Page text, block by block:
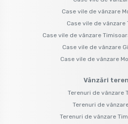
Case vile de vânzare
Case vile de vânzare
Case vile de vânzare
Case vile de vânzare
Case vile de vânzare
Vânzări
Terenuri de vânzare
Terenuri de
Terenuri de vânzare